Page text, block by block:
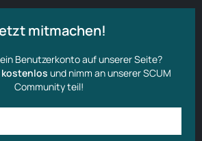
mitmachen!
Benutzerkonto auf unserer Seite?
und nimm an unserer SCUM
Community teil!